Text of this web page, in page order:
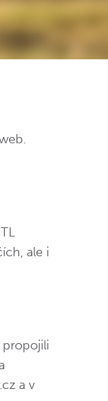
ale i
propojili
a v